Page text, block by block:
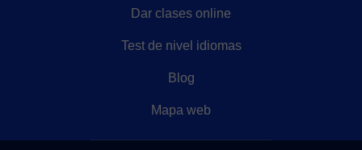
Dar clases online
Test de nivel idiomas
Blog
Mapa web